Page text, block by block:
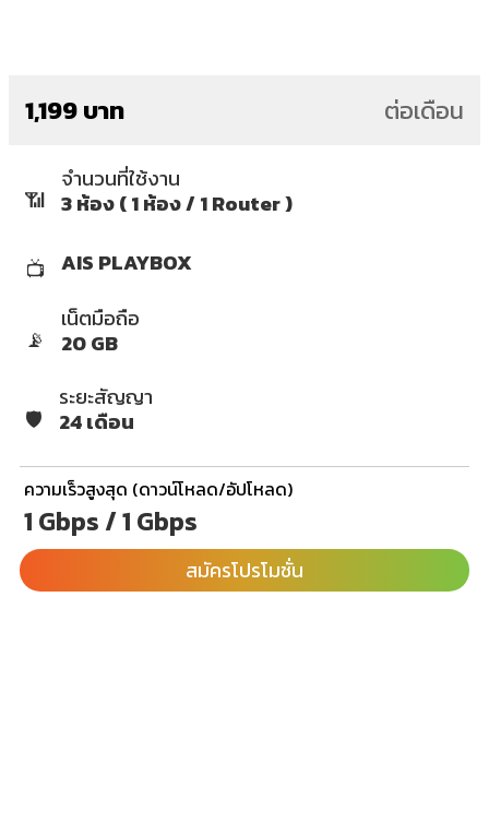
1,199 บาท ต่อเดือน
📶
จำนวนที่ใช้งาน
3 ห้อง ( 1 ห้อง / 1 Router )
📺 AIS PLAYBOX
📡
เน็ตมือถือ
20 GB
🛡️
ระยะสัญญา
24 เดือน
ความเร็วสูงสุด (ดาวน์โหลด/อัปโหลด)
1 Gbps / 1 Gbps
สมัครโปรโมชั่น